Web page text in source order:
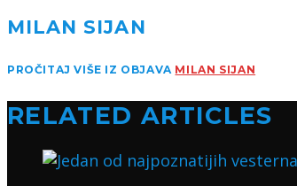
MILAN SIJAN
PROČITAJ VIŠE IZ OBJAVA MILAN SIJAN
RELATED ARTICLES